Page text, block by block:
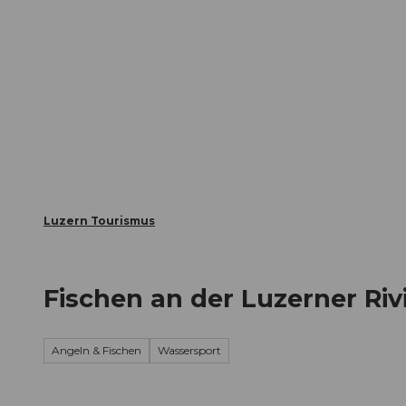
Luzern Tourismus
Fischen an der Luzerner
Angeln & Fischen Wassersport